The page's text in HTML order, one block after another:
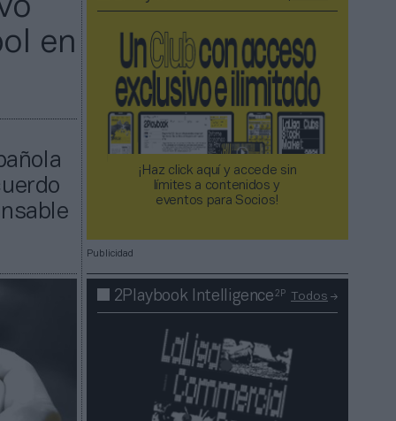
en
¡Haz click aquí y accede sin
límites a contenidos y
eventos para Socios!​​​​​​​
Publicidad
2Playbook Intelligence2P Todos